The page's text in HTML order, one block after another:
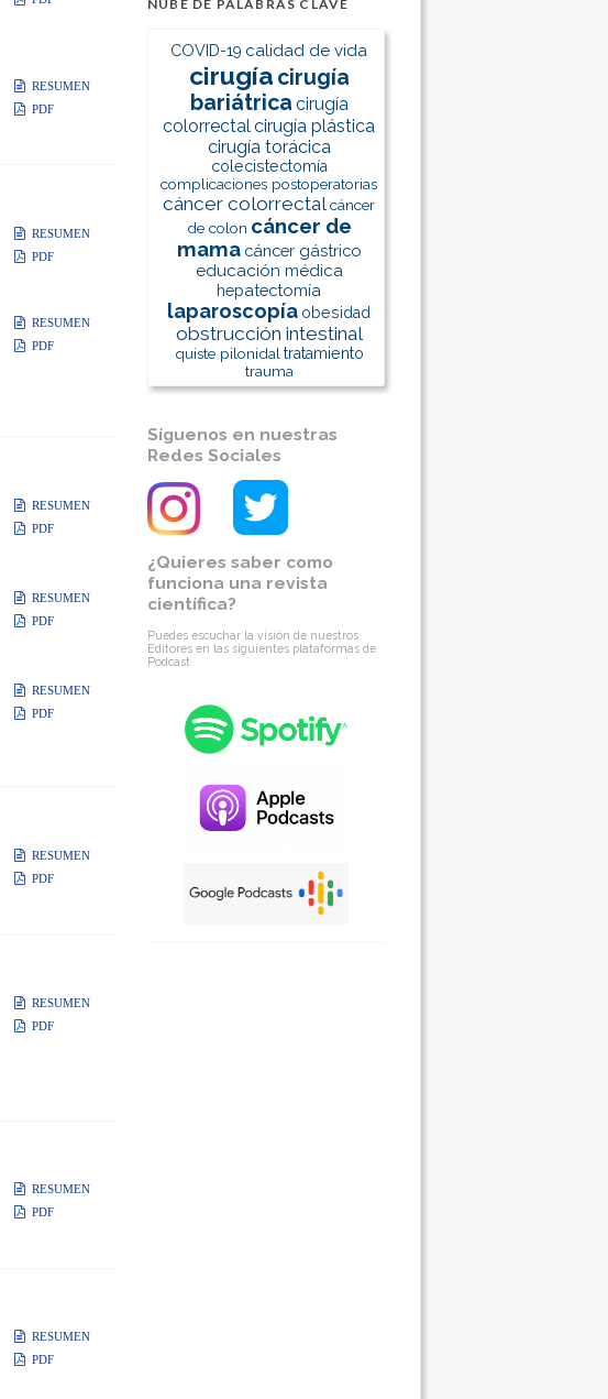
NUBE DE PALABRAS CLAVE
COVID-19 calidad de vida
cirugía cirugía
bariátrica cirugía
colorrectalcirugía plástica
cirugía torácica
colecistectomía
complicaciones postoperatorias
cáncer colorrectalcáncer
de colon cáncer de
mama cáncer gástrico
educación médica
hepatectomía
laparoscopía obesidad
obstrucción intestinal
quiste pilonidal tratamiento
trauma
Síguenos en nuestras
Redes Sociales
¿Quieres saber como
funciona una revista
científica?
Puedes escuchar la visión de nuestros
Editores en las siguientes plataformas de
Podcast
RESUMEN
PDF
RESUMEN
PDF
RESUMEN
PDF
RESUMEN
PDF
RESUMEN
PDF
RESUMEN
PDF
RESUMEN
PDF
RESUMEN
PDF
RESUMEN
PDF
RESUMEN
PDF